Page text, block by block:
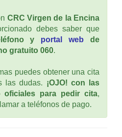
CRC Virgen de la Encina
debes saber que
y portal web de
gratuito 060.
puedes obtener una cita
las dudas. ¡OJO! con las
para pedir cita,
a teléfonos de pago.